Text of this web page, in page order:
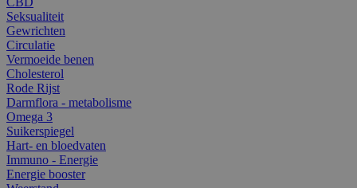
Seksualiteit
Gewrichten
Circulatie
Vermoeide benen
Cholesterol
Rode Rijst
Darmflora - metabolisme
Omega 3
Suikerspiegel
Hart- en bloedvaten
Immuno - Energie
Energie booster